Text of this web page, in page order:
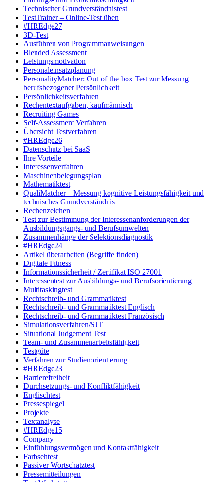
Technischer Grundverständnistest
TestTrainer – Online-Test üben
#HREdge27
3D-Test
Ausführen von Programmanweisungen
Blended Assessment
Leistungsmotivation
Personaleinsatzplanung
PersonalityMatcher: Out-of-the-box Test zur Messung
berufsbezogener Persönlichkeit
Persönlichkeitsverfahren
Rechentextaufgaben, kaufmännisch
Recruiting Games
Self-Assessment Verfahren
Übersicht Testverfahren
#HREdge26
Datenschutz bei SaaS
Ihre Vorteile
Interessenverfahren
Maschinenbelegungsplan
Mathematiktest
QualiMatcher – Messung kognitive Leistungsfähigkeit und
technisches Grundverständnis
Rechenzeichen
Test zur Bestimmung der Interessenanforderungen der
Ausbildungsgangs- und Berufsumwelten
Zusammenhänge der Selektionsdiagnostik
#HREdge24
Artikel überarbeiten (Begriffe finden)
Digitale Fitness
Informationssicherheit / Zertifikat ISO 27001
Interessentest zur Ausbildungs- und Berufsorientierung
Multitaskingtest
Rechtschreib- und Grammatiktest
Rechtschreib- und Grammatiktest Englisch
Rechtschreib- und Grammatiktest Französisch
Simulationsverfahren/SJT
Situational Judgement Test
Team- und Zusammenarbeitsfähigkeit
Testgüte
Verfahren zur Studienorientierung
#HREdge23
Barrierefreiheit
Durchsetzungs- und Konfliktfähigkeit
Englischtest
Pressespiegel
Projekte
Textanalyse
#HREdge15
Company
Einfühlungsvermögen und Kontaktfähigkeit
Farbsehtest
Passiver Wortschatztest
Pressemitteilungen